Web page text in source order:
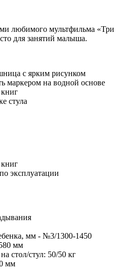
любимого мультфильма «Три
для занятий малыша.
с ярким рисунком
маркером на водной основе
книг
стула
книг
эксплуатации
мм - №3/1300-1450
мм
стол/стул: 50/50 кг
мм